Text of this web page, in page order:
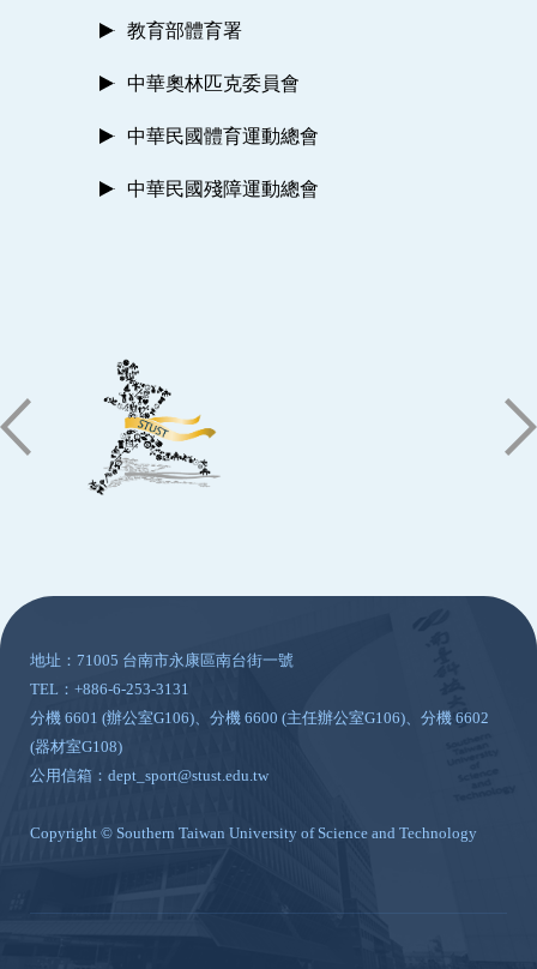
教育部體育署
中華奧林匹克委員會
中華民國體育運動總會
中華民國殘障運動總會
地址：71005 台南市永康區南台街一號
TEL：+886-6-253-3131
分機 6601 (辦公室G106)、分機 6600 (主任辦公室G106)、分機 6602
(器材室G108)
公用信箱：dept_sport@stust.edu.tw
Copyright © Southern Taiwan University of Science and Technology